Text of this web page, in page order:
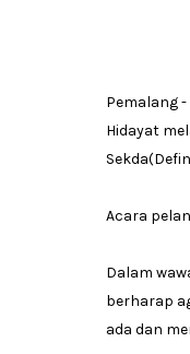
Pemalang
Hidayat
Acara
Dalam
berharap
ada dan